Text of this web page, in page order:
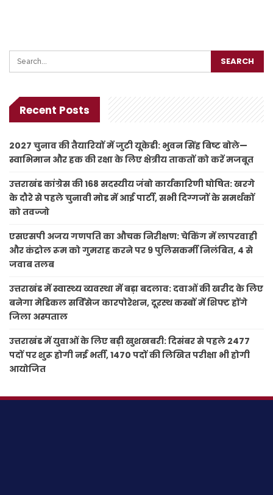
Recent Posts
2027 चुनाव की तैयारियों में जुटी यूकेडी: भुवन सिंह बिष्ट बोले—
स्वाभिमान और हक की रक्षा के लिए क्षेत्रीय ताकतों को करें मजबूत
उत्तराखंड कांग्रेस की 168 सदस्यीय जंबो कार्यकारिणी घोषित: खरगे
के दौरे से पहले चुनावी मोड में आई पार्टी, सभी दिग्गजों के समर्थकों
को तवज्जो
एसएसपी अजय गणपति का औचक निरीक्षण: चेकिंग में लापरवाही
और कंट्रोल रूम को गुमराह करने पर 9 पुलिसकर्मी निलंबित, 4 से
जवाब तलब
उत्तराखंड में स्वास्थ्य व्यवस्था में बड़ा बदलाव: दवाओं की खरीद के लिए
बनेगा मेडिकल सर्विसेज कारपोरेशन, दूरस्थ कस्बों में शिफ्ट होंगे
जिला अस्पताल
उत्तराखंड में युवाओं के लिए बड़ी खुशखबरी: दिसंबर से पहले 2477
पदों पर शुरू होगी नई भर्ती, 1470 पदों की लिखित परीक्षा भी होगी
आयोजित